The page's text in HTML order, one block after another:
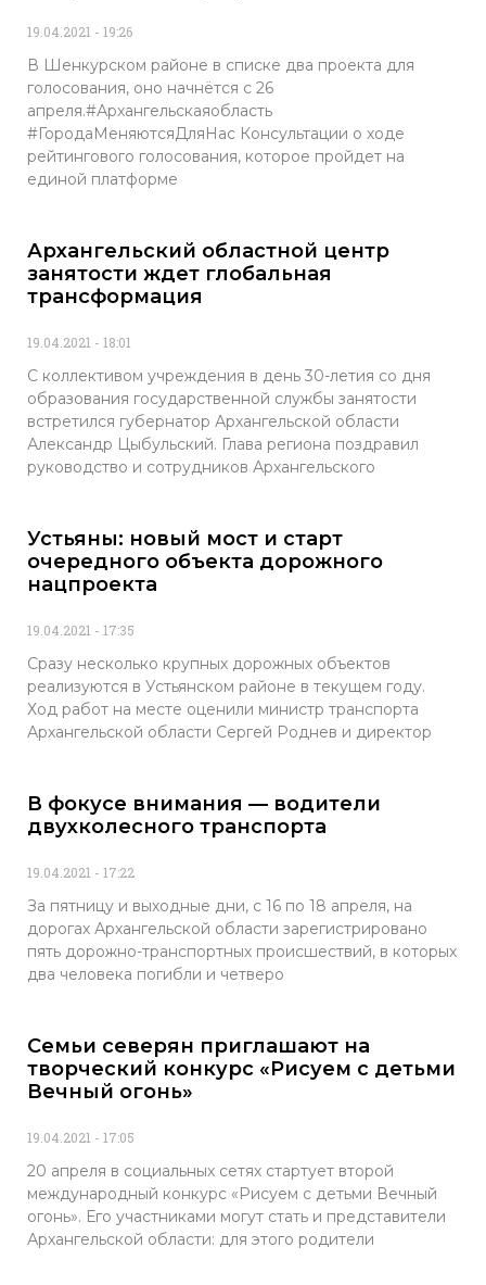
19.04.2021 19:26
В Шенкурском районе в списке два проекта для
голосования, оно начнётся с 26
апреля.#Архангельскаяобласть
#ГородаМеняютсяДляНас Консультации о ходе
рейтингового голосования, которое пройдет на
единой платформе
Архангельский областной центр
занятости ждет глобальная
трансформация
19.04.2021 18:01
С коллективом учреждения в день 30-летия со дня
образования государственной службы занятости
встретился губернатор Архангельской области
Александр Цыбульский. Глава региона поздравил
руководство и сотрудников Архангельского
Устьяны: новый мост и старт
очередного объекта дорожного
нацпроекта
19.04.2021 17:35
Сразу несколько крупных дорожных объектов
реализуются в Устьянском районе в текущем году.
Ход работ на месте оценили министр транспорта
Архангельской области Сергей Роднев и директор
В фокусе внимания — водители
двухколесного транспорта
19.04.2021 17:22
За пятницу и выходные дни, с 16 по 18 апреля, на
дорогах Архангельской области зарегистрировано
пять дорожно-транспортных происшествий, в которых
два человека погибли и четверо
Семьи северян приглашают на
творческий конкурс «Рисуем с детьми
Вечный огонь»
19.04.2021 17:05
20 апреля в социальных сетях стартует второй
международный конкурс «Рисуем с детьми Вечный
огонь». Его участниками могут стать и представители
Архангельской области: для этого родители